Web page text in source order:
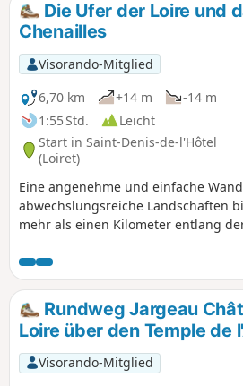
Die Ufer der Loire und
Chenailles
Visorando-Mitglied
6,70 km
+14 m
-14 m
1:55 Std.
Leicht
Start in Saint-Denis-de-l'Hôtel
(Loiret)
Eine angenehme und einfache
abwechslungsreiche Landschaften
mehr als einen Kilometer entlang
wunderschöne Schloss Chenailles
über die Teiche nach Saint-Denis-
zurückzukehren.
Rundweg Jargeau
Loire über den Temple de
Visorando-Mitglied